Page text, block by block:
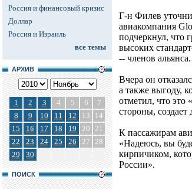
Россия и финансовый кризис
Доллар
Россия и Израиль
все темы
АРХИВ
1 2 3 4 5 6
7
8
9 10 11 12 13
14
15
16 17 18 19 20 21
22
23 24 25 26 27 28
29
30
ПОИСК
Г-н Филев
авиакомпания
подчеркнул, что
высоких
-- членов альянса.
Вчера он
а также выгоду,
отметил, что это
стороны,
К пассажирам
«Надеюсь, вы
кирпичиком,
России».